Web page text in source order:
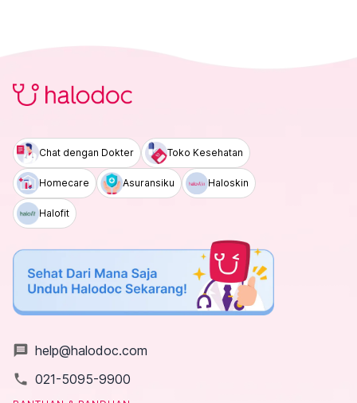
Chat dengan Dokter Toko Kesehatan
Homecare Asuransiku Haloskin
Halofit
message help@halodoc.com
local_phone 021-5095-9900